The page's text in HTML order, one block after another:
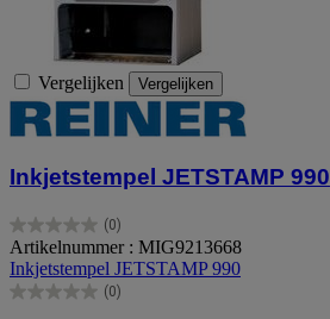
Vergelijken Vergelijken
Inkjetstempel JETSTAMP 990
(0)
0.0
van
de
5
Artikelnummer : MIG9213668
Inkjetstempel JETSTAMP 990
(0)
0.0